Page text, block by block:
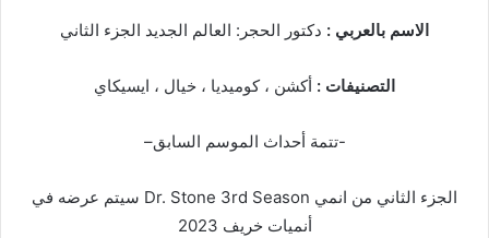
الاسم بالعربي : دكتور الحجر: العالم الجديد الجزء الثاني
التصنيفات : أكشن ، كوميديا ، خيال ، ايسيكاي
-تتمة أحداث الموسم السابق–
الجزء الثاني من انمي Dr. Stone 3rd Season سيتم عرضه في
أنميات خريف 2023